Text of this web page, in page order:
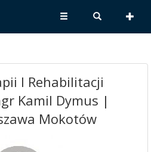
I Rehabilitacji
Kamil Dymus |
Mokotów